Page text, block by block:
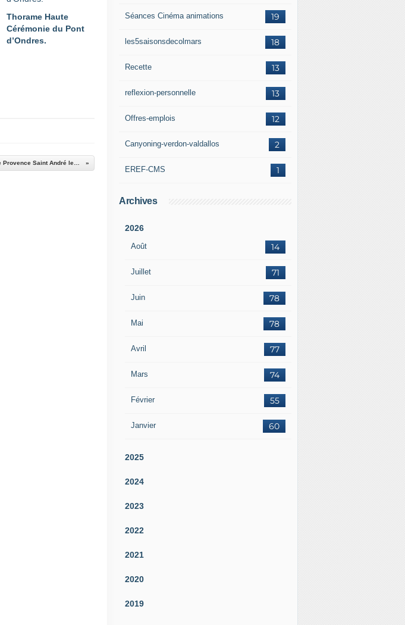
Thorame Haute
Cérémonie du Pont
d’Ondres.
Le centenaire du chemin de fer de Provence Saint André les Alpes et Thorame Haute
19
Séances Cinéma animations
18
les5saisonsdecolmars
13
Recette
13
reflexion-personnelle
12
Offres-emplois
2
Canyoning-verdon-valdallos
1
EREF-CMS
Archives
2026
Août 14
Juillet 71
Juin 78
Mai 78
Avril 77
Mars 74
Février 55
Janvier 60
2025
2024
2023
2022
2021
2020
2019